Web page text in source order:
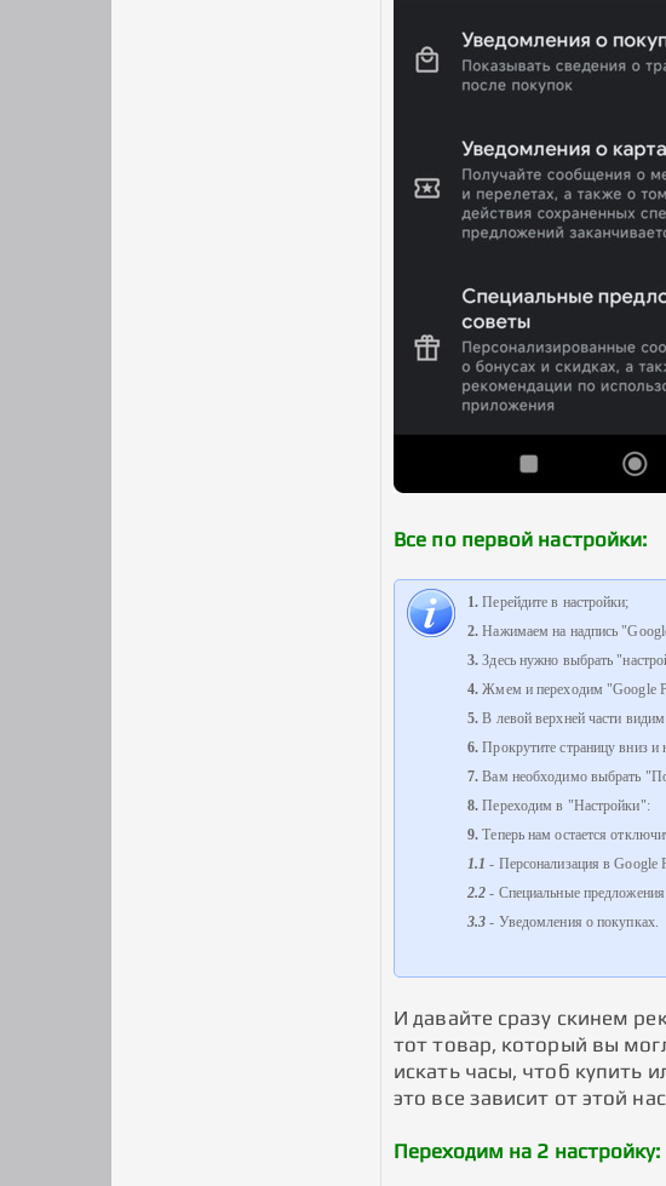
Все по первой настройки:
1. Перейдите в настройки;
2. Нажимаем на надпись
3. Здесь нужно выбрать
4. Жмем и переходим "Google
5. В левой верхней части
6. Прокрутите страницу вниз
7. Вам необходимо выбрать
8. Переходим в "Настройки":
9. Теперь нам остается
1.1 - Персонализация в Google
2.2 - Специальные
3.3 - Уведомления о покупках.
И давайте сразу скинем
тот товар, который вы
искать часы, чтоб купить
это все зависит от этой
Переходим на 2 настройку: